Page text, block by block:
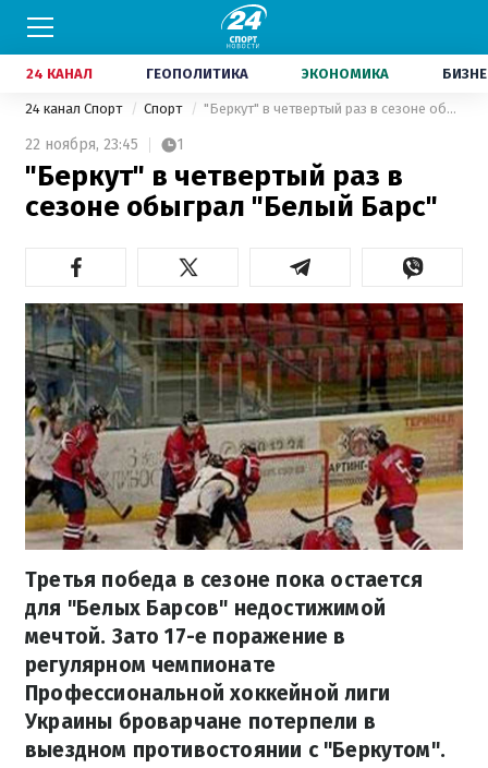
24 КАНАЛ ГЕОПОЛИТИКА ЭКОНОМИКА
24 канал Спорт Спорт "Беркут" в четвертый раз в сезоне обыграл "Белый Барс"
22 ноября, 23:45 1
"Беркут" в четвертый раз в
сезоне обыграл "Белый Барс"
Третья победа в сезоне пока остается
для "Белых Барсов" недостижимой
мечтой. Зато 17-е поражение в
регулярном чемпионате
Профессиональной хоккейной лиги
Украины броварчане потерпели в
выездном противостоянии с "Беркутом".